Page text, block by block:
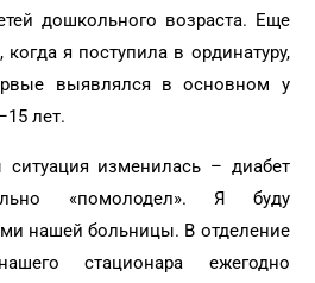
дошкольного возраста. Еще
я поступила в ординатуру,
выявлялся в основном у
лет.
изменилась – диабет
«помолодел». Я буду
нашей больницы. В отделение
стационара ежегодно